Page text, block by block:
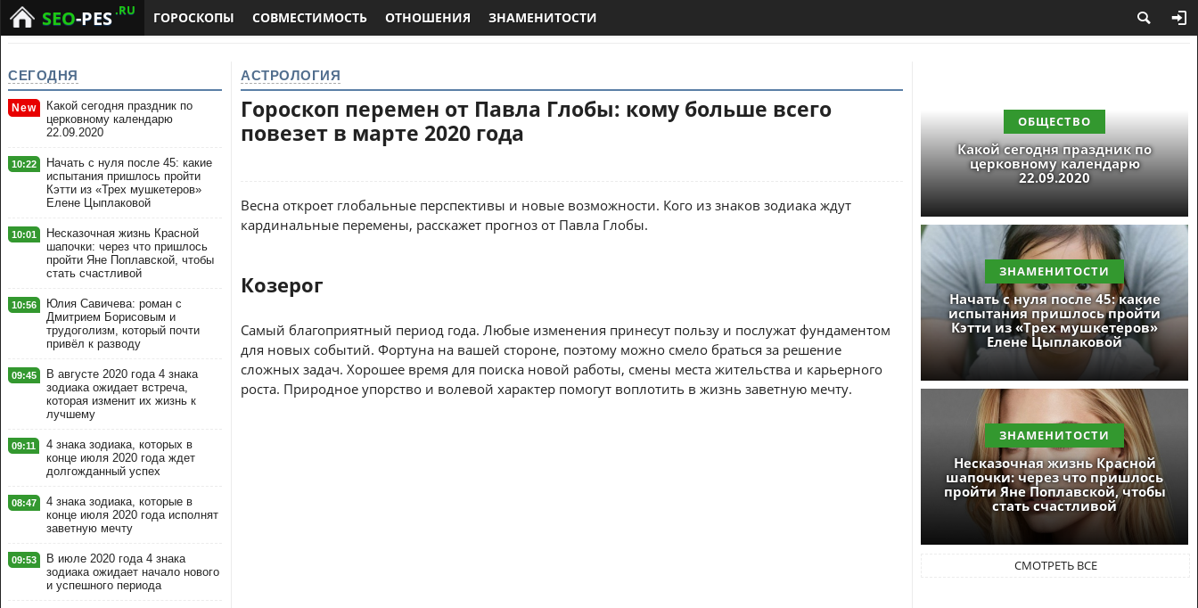
SEO-PES.RU ГОРОСКОПЫ СОВМЕСТИМОСТЬ ОТНОШЕНИЯ ЗНАМЕНИТОСТИ
СЕГОДНЯ
New
Какой сегодня праздник по
церковному календарю
22.09.2020
10:22
Начать с нуля после 45: какие
испытания пришлось пройти
Кэтти из «Трех мушкетеров»
Елене Цыплаковой
10:01
Несказочная жизнь Красной
шапочки: через что пришлось
пройти Яне Поплавской, чтобы
стать счастливой
10:56
Юлия Савичева: роман с
Дмитрием Борисовым и
трудоголизм, который почти
привёл к разводу
09:45
В августе 2020 года 4 знака
зодиака ожидает встреча,
которая изменит их жизнь к
лучшему
09:11
4 знака зодиака, которых в
конце июля 2020 года ждет
долгожданный успех
08:47
4 знака зодиака, которые в
конце июля 2020 года исполнят
заветную мечту
09:53
В июле 2020 года 4 знака
зодиака ожидает начало нового
и успешного периода
АСТРОЛОГИЯ
Гороскоп перемен от Павла Глобы: кому больше всего
повезет в марте 2020 года
Весна откроет глобальные перспективы и новые возможности. Кого из знаков зодиака ждут
кардинальные перемены, расскажет прогноз от Павла Глобы.
Козерог
Самый благоприятный период года. Любые изменения принесут пользу и послужат фундаментом
для новых событий. Фортуна на вашей стороне, поэтому можно смело браться за решение
сложных задач. Хорошее время для поиска новой работы, смены места жительства и карьерного
роста. Природное упорство и волевой характер помогут воплотить в жизнь заветную мечту.
ОБЩЕСТВО
Какой сегодня праздник по
церковному календарю
22.09.2020
ЗНАМЕНИТОСТИ
Начать с нуля после 45: какие
испытания пришлось пройти
Кэтти из «Трех мушкетеров»
Елене Цыплаковой
ЗНАМЕНИТОСТИ
Несказочная жизнь Красной
шапочки: через что пришлось
пройти Яне Поплавской, чтобы
стать счастливой
СМОТРЕТЬ ВСЕ